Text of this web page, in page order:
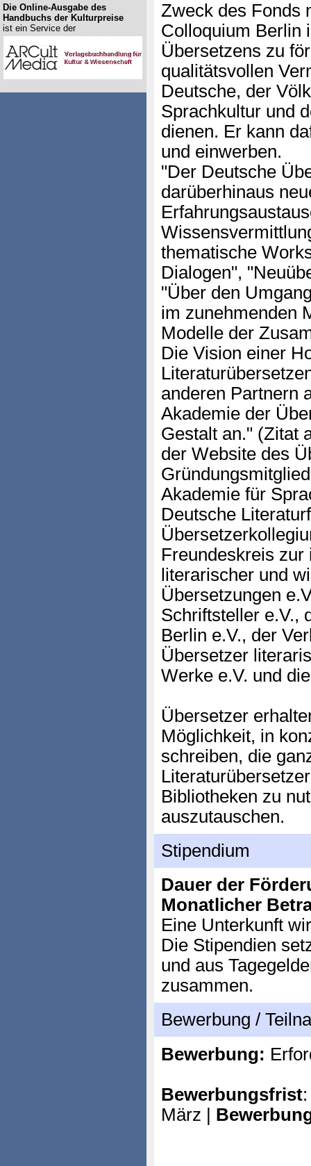
Zweck des Fonds
Colloquium Berlin
Übersetzens zu
qualitätsvollen
Deutsche, der
Sprachkultur und
dienen. Er kann
und einwerben.
"Der Deutsche
darüberhinaus
thematische
Dialogen",
"Über den
im zunehmenden
Modelle der
Die Vision einer
anderen Partnern
Akademie der
Gestalt an." (Zitat
der Website des
Akademie für
Deutsche
Freundeskreis zur
literarischer und
Übersetzungen
Schriftsteller e.V.,
Berlin e.V., der
Übersetzer
Werke e.V. und
Übersetzer
Möglichkeit, in
schreiben, die
Bibliotheken zu
auszutauschen.
Stipendium
Dauer der
Monatlicher
Eine Unterkunft
Die Stipendien
und aus
zusammen.
Bewerbung /
Bewerbung:
Bewerbungsfrist
März |
Die Online-Ausgabe des
Handbuchs der Kulturpreise
ist ein Service der